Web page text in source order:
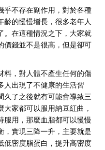
乎不存在副作用，對於各種
齡的慢慢增長，很多老年人
。在這種情況之下，大家就
價錢並不是很高，但是卻可
料，對人體不產生任何的傷
人出現了不健康的生活習
久了之後就有可能會導致三
家都可以服用納豆紅曲，
服用，那麼血脂都可以慢慢
，實現三降一升，主要就是
低密度脂蛋白，提升高密度